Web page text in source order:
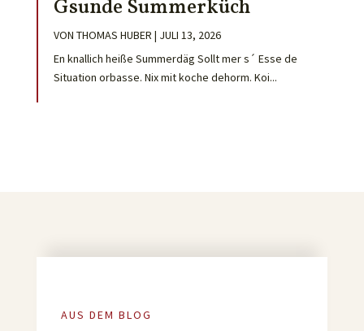
Gsunde Summerküch
VON THOMAS HUBER | JULI 13, 2026
En knallich heiße Summerdäg Sollt mer s´ Esse de
Situation orbasse. Nix mit koche dehorm. Koi...
AUS DEM BLOG